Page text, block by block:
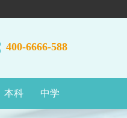
400-6666-588
本科 中学